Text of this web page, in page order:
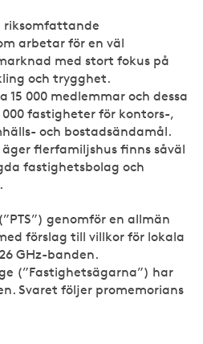
riksomfattande
arbetar för en väl
med stort fokus på
och trygghet.
15 000 medlemmar och dessa
fastigheter för kontors-,
och bostadsändamål.
flerfamiljshus finns såväl
fastighetsbolag och
genomför en allmän
förslag till villkor för lokala
GHz-banden.
(”Fastighetsägarna”) har
Svaret följer promemorians